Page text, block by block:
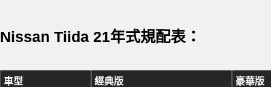
Nissan Tiida 21年式規配表：
車型 經典版 豪華版